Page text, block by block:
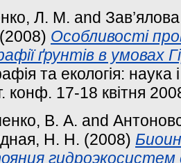
Л. М. and
(2008) Особливості
ґрунтів в
та екологія: наука
конф. 17-18 квітня
В. А. and
Н. Н. (2008)